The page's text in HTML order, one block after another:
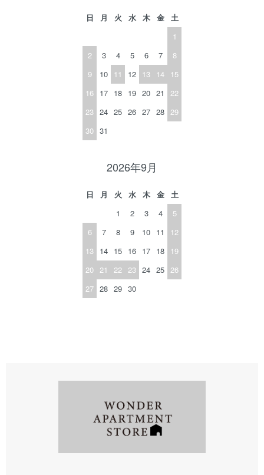
日 月 火 水 木 金
土
1
2
3 4 5 6 7
8
9
10 11 12 13 14
15
16 17 18 19 20 21
22
23 24 25 26 27 28 29
30 31
2026年9月
日 月 火 水 木 金
土
1
2 3 4
5
6
7 8 9 10 11
12
13
14 15 16 17 18
19
20 21 22 23 24 25 26
27 28 29 30